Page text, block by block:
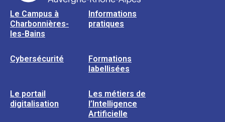
Le Campus à
Charbonnières-
les-Bains
Informations
pratiques
Cybersécurité
Formations
labellisées
Le portail
digitalisation
Les métiers de
l’Intelligence
Artificielle